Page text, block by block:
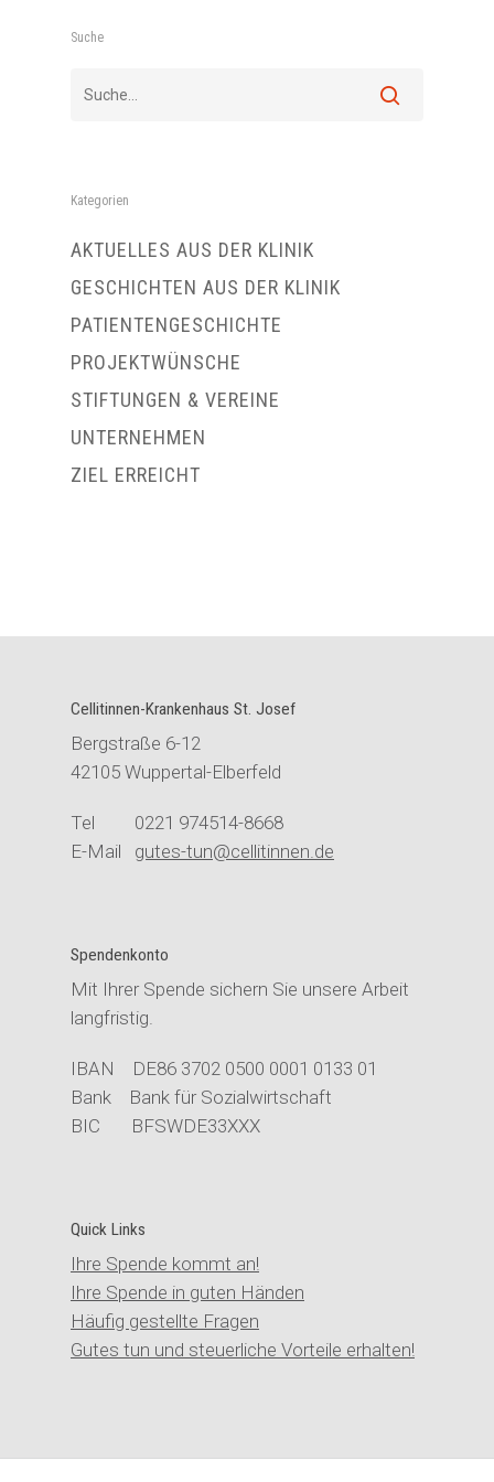
Suche
Kategorien
AKTUELLES AUS DER KLINIK
GESCHICHTEN AUS DER KLINIK
PATIENTENGESCHICHTE
PROJEKTWÜNSCHE
STIFTUNGEN & VEREINE
UNTERNEHMEN
ZIEL ERREICHT
Cellitinnen-Krankenhaus St. Josef
Bergstraße 6-12
42105 Wuppertal-Elberfeld
Tel 0221 974514-8668
E-Mail gutes-tun@cellitinnen.de
Spendenkonto
Mit Ihrer Spende sichern Sie unsere Arbeit
langfristig.
IBAN DE86 3702 0500 0001 0133 01
Bank Bank für Sozialwirtschaft
BIC BFSWDE33XXX
Quick Links
Ihre Spende kommt an!
Ihre Spende in guten Händen
Häufig gestellte Fragen
Gutes tun und steuerliche Vorteile erhalten!